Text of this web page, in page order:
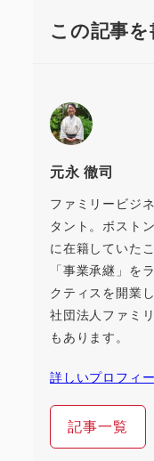
この記事
元永 徹司
ファミリービジ
タント。ボスト
に在籍していた
「事業承継」を
クティスを開業
社団法人ファミ
もあります。
詳しいプロフィ
記事一覧